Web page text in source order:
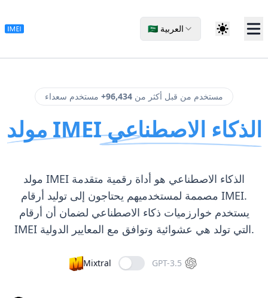
🇸🇦 العربية
مستخدم من قبل أكثر من 96,434+ مستخدم سعداء
مولد IMEI الذكاء الاصطناعي
مولد IMEI الذكاء الاصطناعي هو أداة رقمية متقدمة
مصممة لمستخدميهم يحتاجون إلى توليد أرقام IMEI.
يستخدم خوارزميات ذكاء الاصطناعي لضمان أن أرقام
IMEI التي تولد هي عشوائية وتوافق مع المعايير الدولية.
Mixtral GPT-3.5